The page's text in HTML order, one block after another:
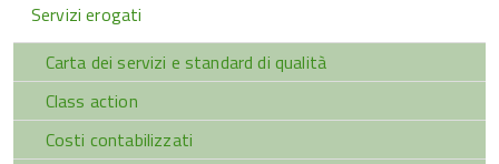
Servizi erogati
Carta dei servizi e standard di qualità
Class action
Costi contabilizzati